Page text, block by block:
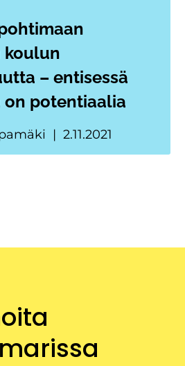
koulun
– entisessä
on potentiaalia
2.11.2021